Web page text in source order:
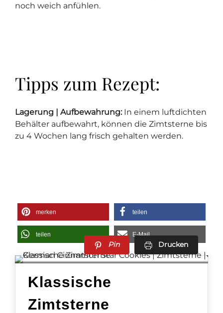
noch weich anfühlen.
Tipps zum Rezept:
Lagerung | Aufbewahrung:In einem luftdichten
Behälter aufbewahrt, können die Zimtsterne bis
zu 4 Wochen lang frisch gehalten werden.
merken teilen
teilen E-Mail
Pin Drucken
Klassische
Zimtsterne